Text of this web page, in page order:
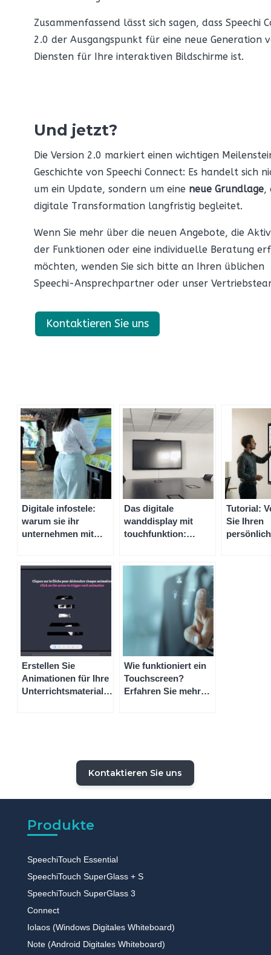
Zusammenfassend lässt sich sagen, dass Speechi
2.0 der Ausgangspunkt für eine neue Generation
Diensten für Ihre interaktiven Bildschirme ist.
Und jetzt?
Die Version 2.0 markiert einen wichtigen
Geschichte von Speechi Connect: Es handelt sich
um ein Update, sondern um eine neue Grundlage,
digitale Transformation langfristig begleitet.
Wenn Sie mehr über die neuen Angebote, die
der Funktionen oder eine individuelle Beratung
möchten, wenden Sie sich bitte an Ihren üblichen
Speechi-Ansprechpartner oder unser
Kontaktieren Sie uns
Digitale infostele:
warum sie ihr
unternehmen mit
Das digitale
wanddisplay mit
touchfunktion:
ausstatten sollten
Tutorial:
Sie Ihren
Erstellen Sie
Animationen für Ihre
Unterrichtsmaterialien
Wie funktioniert ein
Touchscreen?
Erfahren Sie mehr
Kontaktieren Sie uns
Produkte
SpeechiTouch Essential
SpeechiTouch SuperGlass + S
SpeechiTouch SuperGlass 3
Connect
Iolaos (Windows Digitales Whiteboard)
Note (Android Digitales Whiteboard)